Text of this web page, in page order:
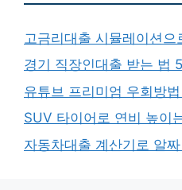
고금리대출 시뮬레이션으
경기 직장인대출 받는 법
유튜브 프리미엄 우회방
SUV 타이어로 연비 높이
자동차대출 계산기로 알